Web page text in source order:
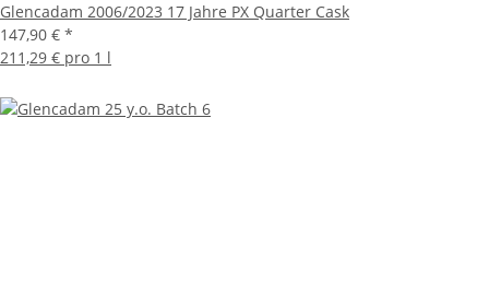
Glencadam 2006/2023 17 Jahre PX Quarter Cask
147,90 € *
211,29 € pro 1 l